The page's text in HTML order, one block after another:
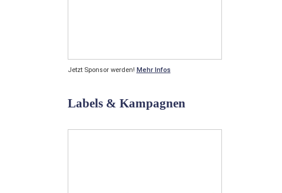
Jetzt Sponsor werden! Mehr Infos
Labels & Kampagnen